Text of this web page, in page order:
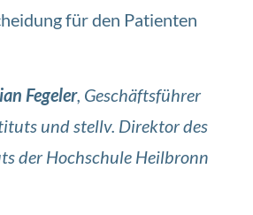
für den Patienten
Fegeler, Geschäftsführer
und stellv. Direktor des
der Hochschule Heilbronn